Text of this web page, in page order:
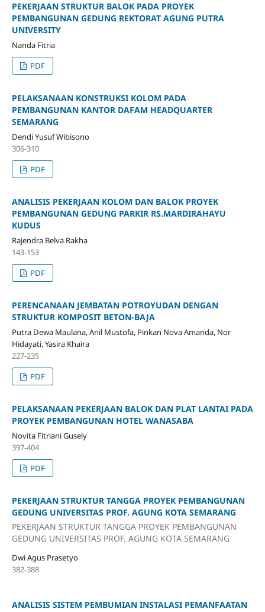
PEKERJAAN STRUKTUR BALOK PADA PROYEK
PEMBANGUNAN GEDUNG REKTORAT AGUNG PUTRA
UNIVERSITY
Nanda Fitria
PDF
PELAKSANAAN KONSTRUKSI KOLOM PADA
PEMBANGUNAN KANTOR DAFAM HEADQUARTER
SEMARANG
Dendi Yusuf Wibisono
306-310
PDF
ANALISIS PEKERJAAN KOLOM DAN BALOK PROYEK
PEMBANGUNAN GEDUNG PARKIR RS.MARDIRAHAYU
KUDUS
Rajendra Belva Rakha
143-153
PDF
PERENCANAAN JEMBATAN POTROYUDAN DENGAN
STRUKTUR KOMPOSIT BETON-BAJA
Putra Dewa Maulana, Anil Mustofa, Pinkan Nova Amanda, Nor
Hidayati, Yasira Khaira
227-235
PDF
PELAKSANAAN PEKERJAAN BALOK DAN PLAT LANTAI PADA
PROYEK PEMBANGUNAN HOTEL WANASABA
Novita Fitriani Gusely
397-404
PDF
PEKERJAAN STRUKTUR TANGGA PROYEK PEMBANGUNAN
GEDUNG UNIVERSITAS PROF. AGUNG KOTA SEMARANG
PEKERJAAN STRUKTUR TANGGA PROYEK PEMBANGUNAN
GEDUNG UNIVERSITAS PROF. AGUNG KOTA SEMARANG
Dwi Agus Prasetyo
382-388
ANALISIS SISTEM PEMBUMIAN INSTALASI PEMANFAATAN